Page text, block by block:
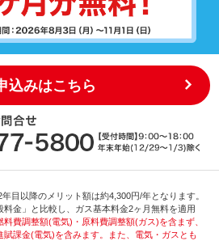
込みはこちら
目以降のメリット額は約4,300円/年となります。
金」と比較し、ガス基本料金2ヶ月無料を適用
料費調整額(電気)・原料費調整額(ガス)を含まず、
賦課金(電気)を含みます。また、電気・ガスとも